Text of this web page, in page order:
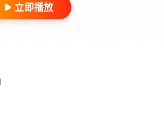
立即播放